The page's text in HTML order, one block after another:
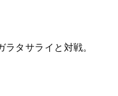
タサライと対戦。